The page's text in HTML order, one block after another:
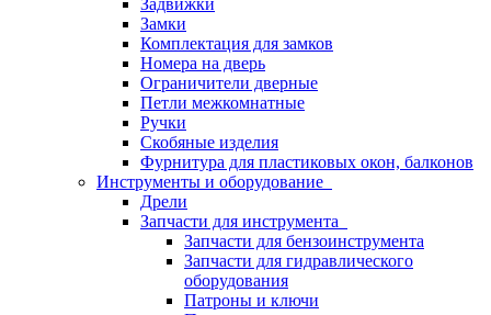
Задвижки
Замки
Комплектация для замков
Номера на дверь
Ограничители дверные
Петли межкомнатные
Ручки
Скобяные изделия
Фурнитура для пластиковых окон, балконов
Инструменты и оборудование
Дрели
Запчасти для инструмента
Запчасти для бензоинструмента
Запчасти для гидравлического
оборудования
Патроны и ключи